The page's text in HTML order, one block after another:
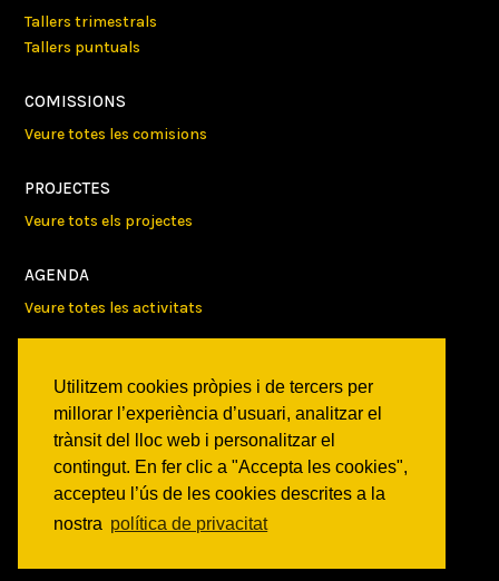
Utilitzem cookies pròpies i de tercers per
millorar l’experiència d’usuari, analitzar el
trànsit del lloc web i personalitzar el
contingut. En fer clic a "Accepta les cookies",
accepteu l’ús de les cookies descrites a la
nostra política de privacitat
Tallers trimestrals
Tallers puntuals
COMISSIONS
Veure totes les comisions
PROJECTES
Veure tots els projectes
AGENDA
Veure totes les activitats
Activitats
Comunicats
Victories
ON SOM?
c/ Constitució 19